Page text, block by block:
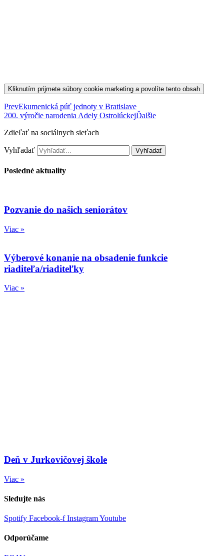
Kliknutím prijmete súbory cookie marketing a povolíte tento obsah
PrevEkumenická púť jednoty v Bratislave
200. výročie narodenia Adely OstrolúckejĎalšie
Zdieľať na sociálnych sieťach
Vyhľadať Vyhľadať
Posledné aktuality
Pozvanie do našich seniorátov
Viac »
Výberové konanie na obsadenie funkcie
riaditeľa/riaditeľky
Viac »
Deň v Jurkovičovej škole
Viac »
Sledujte nás
Spotify Facebook-f InstagramYoutube
Odporúčame